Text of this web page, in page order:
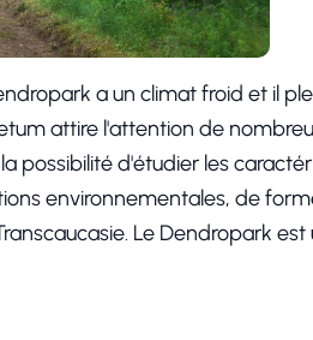
a un climat froid et il
attire l'attention de
possibilité d'étudier les
environnementales, de
Le Dendropark